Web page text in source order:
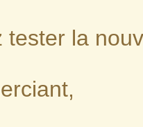
tester la